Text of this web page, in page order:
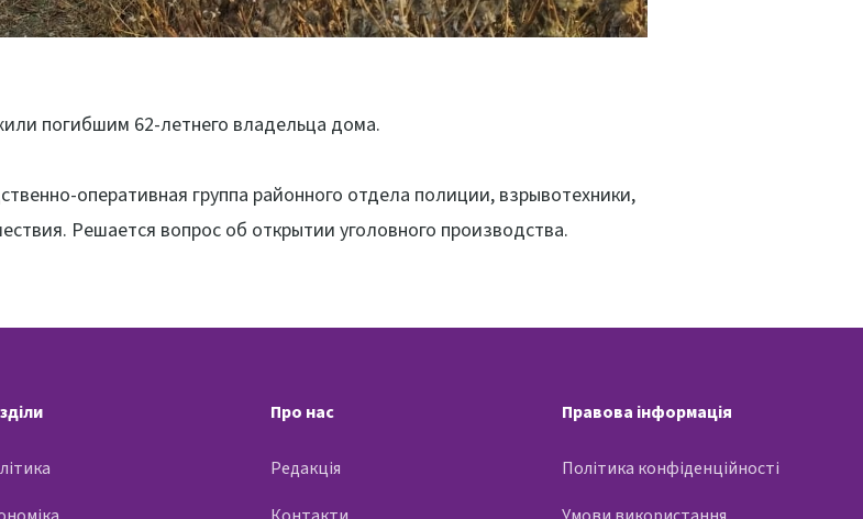
погибшим 62-летнего владельца дома.
оперативная группа районного отдела полиции, взрывотехники,
Решается вопрос об открытии уголовного производства.
Про нас
Редакція
Правова інформація
Політика конфіденційності